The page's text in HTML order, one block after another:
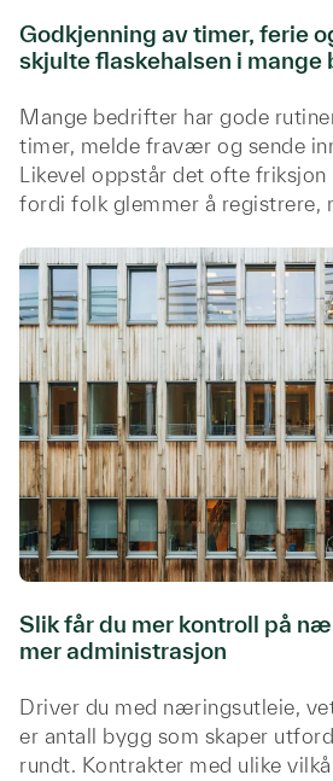
Godkjenning av timer, ferie
skjulte flaskehalsen i mange
Mange bedrifter har gode
timer, melde fravær og sende
Likevel oppstår det ofte friksjon
fordi folk glemmer å registrere,
Slik får du mer kontroll på
mer administrasjon
Driver du med næringsutleie,
er antall bygg som skaper
rundt. Kontrakter med ulike